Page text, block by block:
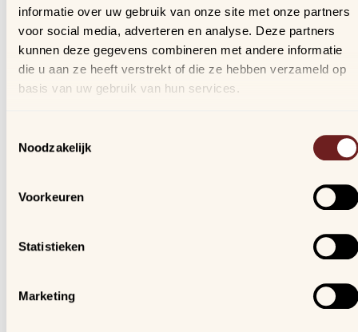
informatie over uw gebruik van onze site met onze partners
voor social media, adverteren en analyse. Deze partners
kunnen deze gegevens combineren met andere informatie
die u aan ze heeft verstrekt of die ze hebben verzameld op
basis van uw gebruik van hun services.
Noodzakelijk
Voorkeuren
Statistieken
Marketing
Houtmarkt 6
Bestellingen
Verlanglijstje
Veelgestelde vragen
Schrijf je in, blijf op de hoogte van al onze nieuwtjes en
ontvang een kortingscode van 10%!
We gaan vertrouwelijk om met je gegevens.